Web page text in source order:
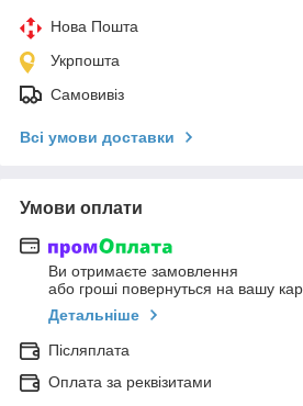
Нова Пошта
Укрпошта
Самовивіз
Всі умови доставки
Умови оплати
Ви отримаєте замовлення
або гроші повернуться на вашу
Детальніше
Післяплата
Оплата за реквізитами